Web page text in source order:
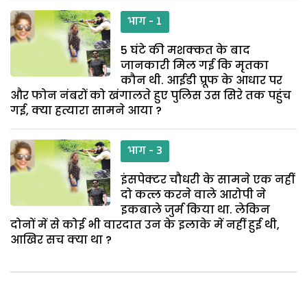
भाग - 1
5 घंटे की मशक्कत के बाद
जानकारी मिल गई कि मृतका
कौन थी. आईडी प्रूफ के आधार पर
और फोन नंबरों को खंगालते हुए पुलिस उस सिरे तक पहुंच
गई, क्या हत्यारा सामने आया ?
भाग - 3
इंसपेक्टर चौधरी के सामने एक नहीं
दो कत्ल करने वाले आरोपी ने
इकबाले जुर्म किया था. लेकिन
दोनों में से कोई भी वारदात उन के इलाके में नहीं हुई थी,
आखिर सच क्या था ?